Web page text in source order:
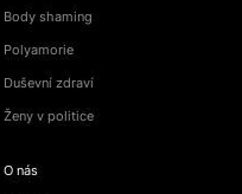
Body shaming
Polyamorie
Duševní zdraví
Ženy v politice
O nás